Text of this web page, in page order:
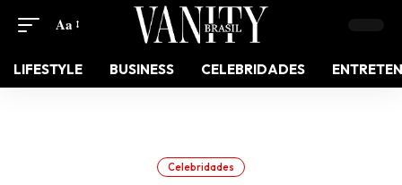
Aa
LIFESTYLE BUSINESS CELEBRIDADES
Celebridades